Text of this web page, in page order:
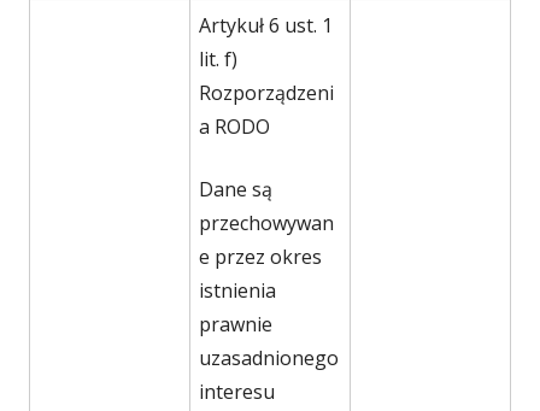
Artykuł 6 ust. 1
lit. f)
Rozporządzeni
a RODO
Dane są
przechowywan
e przez okres
istnienia
prawnie
uzasadnionego
interesu